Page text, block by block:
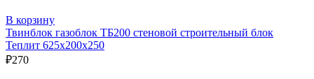
В корзину
Твинблок газоблок ТБ200 стеновой строительный блок
Теплит 625х200х250
₽270